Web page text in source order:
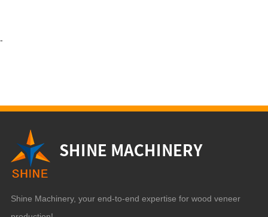
-
Shine Machinery, your end-to-end expertise for wood veneer